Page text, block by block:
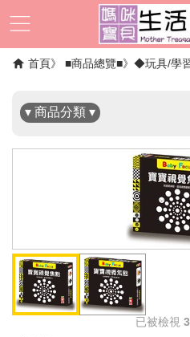
首頁 ■商品總覽■ ◆玩具/學
▾ 商品分類 ▾
已被檢視